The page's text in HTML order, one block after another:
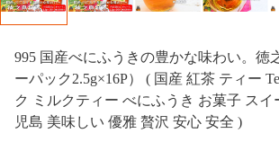
995 国産べにふうきの豊かな味わい。徳
ーパック2.5g×16P） ( 国産 紅茶 ティー
ク ミルクティー べにふうき お菓子 ス
児島 美味しい 優雅 贅沢 安心 安全 )